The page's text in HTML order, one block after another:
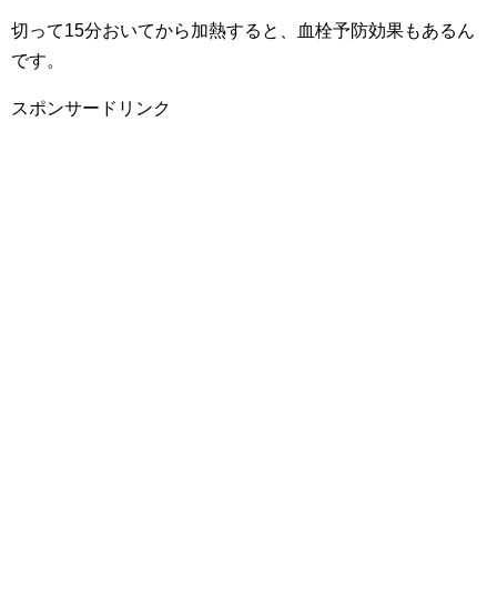
切って15分おいてから加熱すると、血栓予防効果もあるん
です。
スポンサードリンク